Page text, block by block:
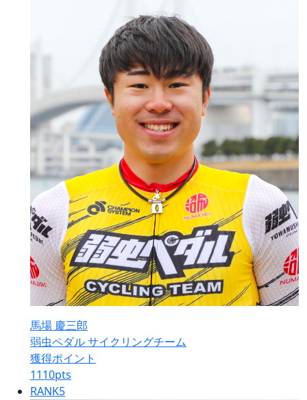
馬場 慶三郎
弱虫ペダル サイクリングチーム
獲得ポイント
1110pts
RANK5